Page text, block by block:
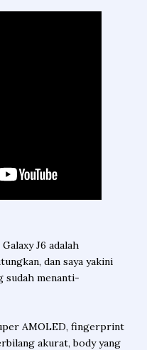
J6 adalah
dan saya yakini
sudah menanti-
AMOLED, fingerprint
akurat, body yang